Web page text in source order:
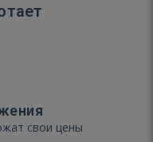
свои цены